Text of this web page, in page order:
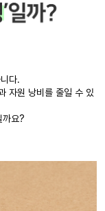
다.
자원 낭비를 줄일 수 있
까요?